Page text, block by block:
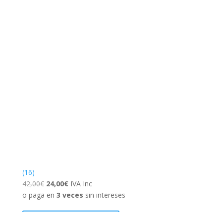
(16)
42,00€ El
precio
24,00€El
precio
IVA Inc
o paga en 3 veces sin intereses